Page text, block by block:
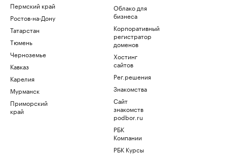
Пермский край
Ростов-на-Дону
Татарстан
Тюмень
Черноземье
Кавказ
Карелия
Мурманск
Приморский
край
Облако для
бизнеса
Корпоративный
регистратор
доменов
Хостинг
сайтов
Рег.решения
Знакомства
Сайт
знакомств
podbor.ru
РБК
Компании
РБК Курсы